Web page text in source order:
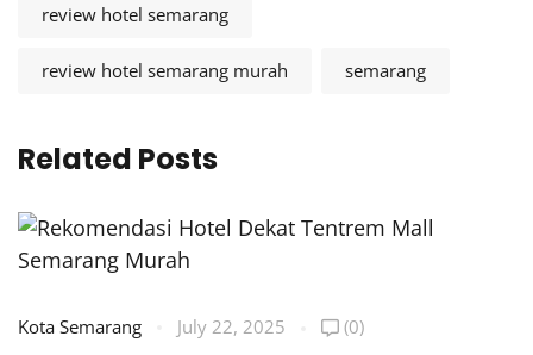
review hotel semarang
review hotel semarang murah semarang
Related Posts
Kota Semarang July 22, 2025 (0)